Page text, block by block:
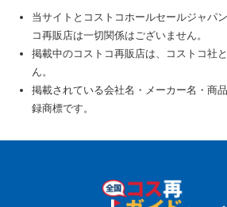
当サイトとコストコホールセールジャパ
コ再販店は一切関係はございません。
掲載中のコストコ再販店は、コストコ社
ん。
掲載されている会社名・メーカー名・商
録商標です。